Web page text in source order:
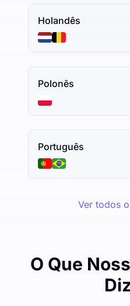
Holandês
Polonês
Português
Ver todos
O Que